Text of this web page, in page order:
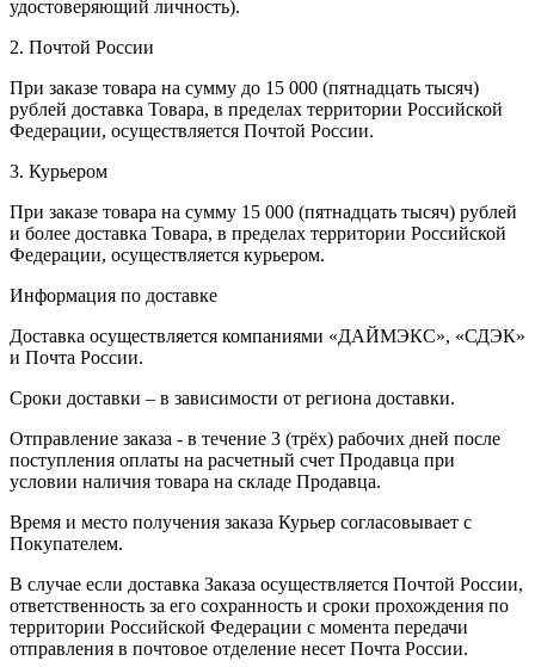
удостоверяющий личность).
2. Почтой России
При заказе товара на сумму до 15 000 (пятнадцать тысяч)
рублей доставка Товара, в пределах территории Российской
Федерации, осуществляется Почтой России.
3. Курьером
При заказе товара на сумму 15 000 (пятнадцать тысяч) рублей
и более доставка Товара, в пределах территории Российской
Федерации, осуществляется курьером.
Информация по доставке
Доставка осуществляется компаниями «ДАЙМЭКС», «СДЭК»
и Почта России.
Сроки доставки – в зависимости от региона доставки.
Отправление заказа - в течение 3 (трёх) рабочих дней после
поступления оплаты на расчетный счет Продавца при
условии наличия товара на складе Продавца.
Время и место получения заказа Курьер согласовывает с
Покупателем.
В случае если доставка Заказа осуществляется Почтой России,
ответственность за его сохранность и сроки прохождения по
территории Российской Федерации с момента передачи
отправления в почтовое отделение несет Почта России.